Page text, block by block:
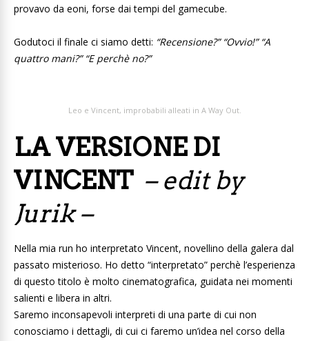
provavo da eoni, forse dai tempi del gamecube.
Godutoci il finale ci siamo detti: “Recensione?” “Ovvio!” “A
quattro mani?” “E perchè no?”
Leo e Vincent, improbabili alleati in A Way Out.
LA VERSIONE DI
VINCENT – edit by
Jurik –
Nella mia run ho interpretato Vincent, novellino della galera dal
passato misterioso. Ho detto “interpretato” perchè l’esperienza
di questo titolo è molto cinematografica, guidata nei momenti
salienti e libera in altri.
Saremo inconsapevoli interpreti di una parte di cui non
conosciamo i dettagli, di cui ci faremo un’idea nel corso della